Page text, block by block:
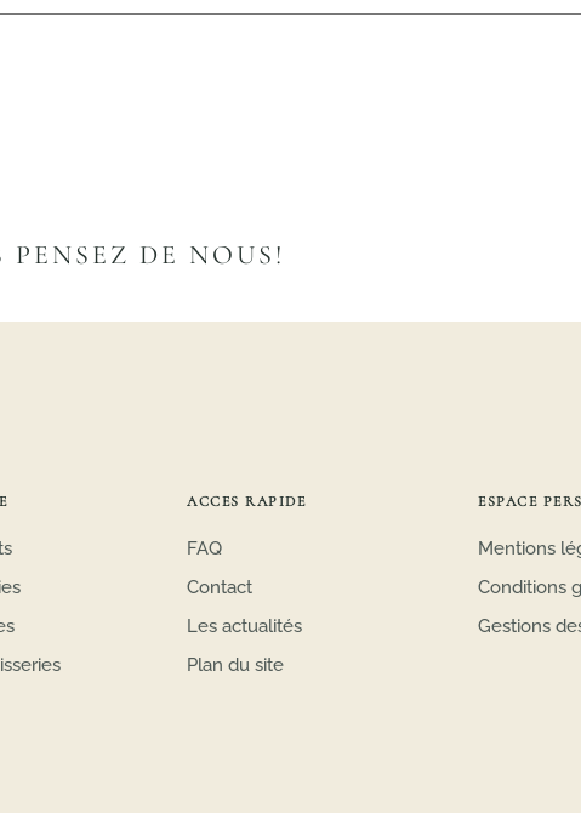
PENSEZ DE NOUS!
ACCES RAPIDE
FAQ
Contact
Les actualités
Plan du site
ESPACE
Mentions
Conditions
Gestions